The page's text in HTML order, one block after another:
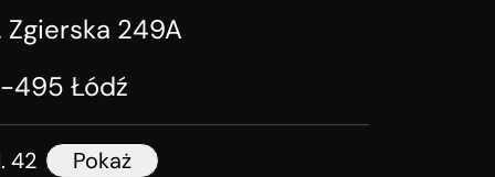
Zgierska 249A
495 Łódź
42 Pokaż